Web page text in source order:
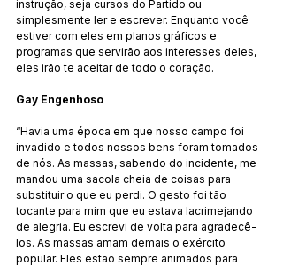
instrução, seja cursos do Partido ou
simplesmente ler e escrever. Enquanto você
estiver com eles em planos gráficos e
programas que servirão aos interesses deles,
eles irão te aceitar de todo o coração.
Gay Engenhoso
“Havia uma época em que nosso campo foi
invadido e todos nossos bens foram tomados
de nós. As massas, sabendo do incidente, me
mandou uma sacola cheia de coisas para
substituir o que eu perdi. O gesto foi tão
tocante para mim que eu estava lacrimejando
de alegria. Eu escrevi de volta para agradecê-
los. As massas amam demais o exército
popular. Eles estão sempre animados para